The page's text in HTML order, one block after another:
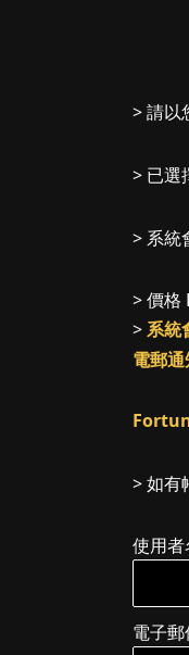
> 請以
> 已選
> 系統
> 價格
>系統
電郵
> 如有
使用
電子